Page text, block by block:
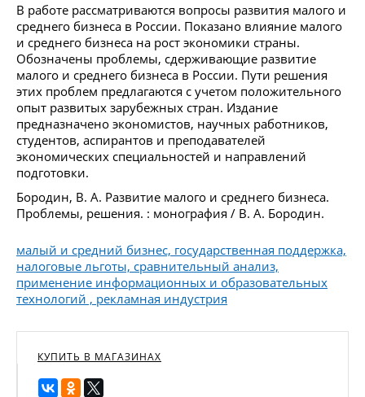
В работе рассматриваются вопросы развития малого и
среднего бизнеса в России. Показано влияние малого
и среднего бизнеса на рост экономики страны.
Обозначены проблемы, сдерживающие развитие
малого и среднего бизнеса в России. Пути решения
этих проблем предлагаются с учетом положительного
опыт развитых зарубежных стран. Издание
предназначено экономистов, научных работников,
студентов, аспирантов и преподавателей
экономических специальностей и направлений
подготовки.
Бородин, В. А. Развитие малого и среднего бизнеса.
Проблемы, решения. : монография / В. А. Бородин.
малый и средний бизнес, государственная поддержка,
налоговые льготы, сравнительный анализ,
применение информационных и образовательных
технологий , рекламная индустрия
КУПИТЬ В МАГАЗИНАХ